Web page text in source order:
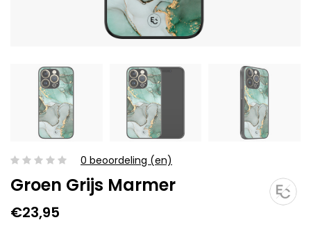
0 beoordeling (en)
Groen Grijs Marmer
€23,95